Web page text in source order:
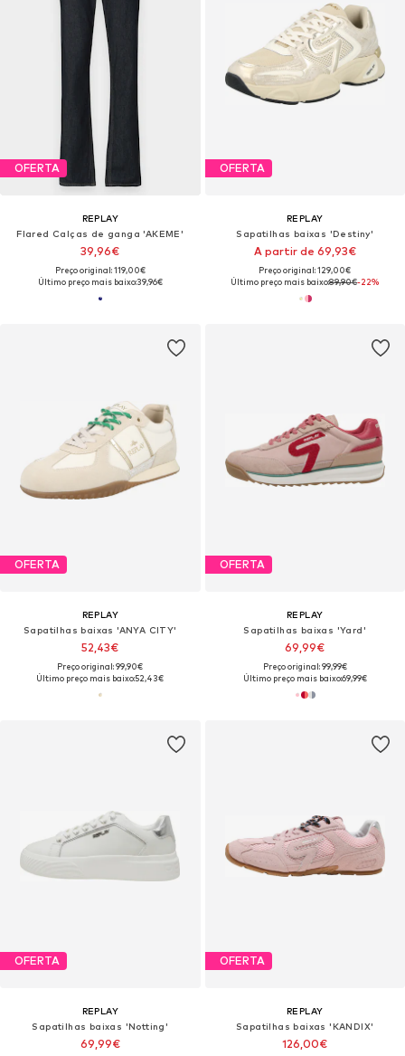
OFERTA
REPLAY
Flared Calças de ganga 'AKEME'
39,96€
Preço original: 119,00€
Último preço mais baixo:39,96€
OFERTA
REPLAY
Sapatilhas baixas 'Destiny'
A partir de 69,93€
Preço original: 129,00€
Último preço mais baixo:89,90€-22%
OFERTA
REPLAY
Sapatilhas baixas 'ANYA CITY'
52,43€
Preço original: 99,90€
Último preço mais baixo:52,43€
OFERTA
REPLAY
Sapatilhas baixas 'Yard'
69,99€
Preço original: 99,99€
Último preço mais baixo:69,99€
OFERTA
REPLAY
Sapatilhas baixas 'Notting'
69,99€
OFERTA
REPLAY
Sapatilhas baixas 'KANDIX'
126,00€